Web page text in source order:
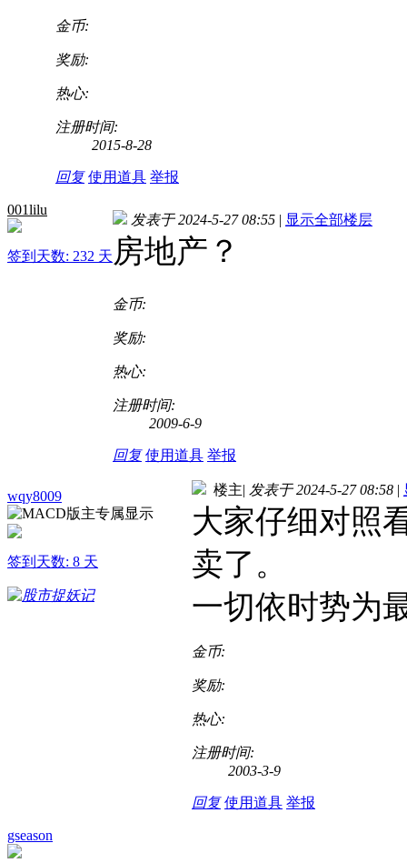
金币:
奖励:
热心:
注册时间:
2015-8-28
回复 使用道具 举报
001lilu
签到天数: 232 天
发表于 2024-5-27 08:55 | 显示全部楼层
房地产？
金币:
奖励:
热心:
注册时间:
2009-6-9
回复 使用道具 举报
wqy8009
签到天数: 8 天
楼主| 发表于 2024-5-27 08:58 |
大家仔细对照
卖了。
一切依时势为
金币:
奖励:
热心:
注册时间:
2003-3-9
回复 使用道具 举报
gseason